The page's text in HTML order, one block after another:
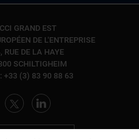
CCI GRAND EST
DE L'ENTREPRISE
RUE DE LA HAYE
SCHILTIGHEIM
+33 (3) 83 90 88 63